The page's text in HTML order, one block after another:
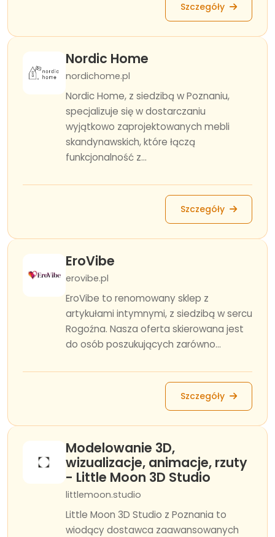
Szczegóły
Nordic Home
nordichome.pl
Nordic Home, z siedzibą w Poznaniu,
specjalizuje się w dostarczaniu
wyjątkowo zaprojektowanych mebli
skandynawskich, które łączą
funkcjonalność z...
Szczegóły
EroVibe
erovibe.pl
EroVibe to renomowany sklep z
artykułami intymnymi, z siedzibą w sercu
Rogoźna. Nasza oferta skierowana jest
do osób poszukujących zarówno...
Szczegóły
Modelowanie 3D,
wizualizacje, animacje, rzuty
- Little Moon 3D Studio
littlemoon.studio
Little Moon 3D Studio z Poznania to
wiodący dostawca zaawansowanych